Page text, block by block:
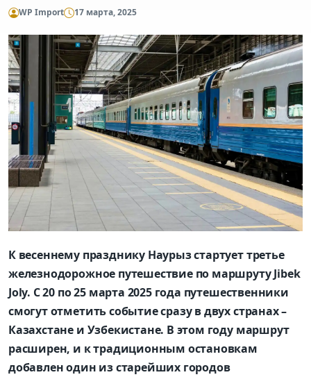
WP Import 17 марта, 2025
К весеннему празднику Наурыз стартует третье
железнодорожное путешествие по маршруту Jibek
Joly. С 20 по 25 марта 2025 года путешественники
смогут отметить событие сразу в двух странах –
Казахстане и Узбекистане. В этом году маршрут
расширен, и к традиционным остановкам
добавлен один из старейших городов